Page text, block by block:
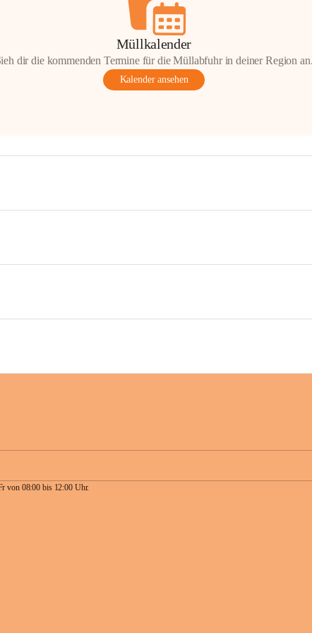
Müllkalender
dir die kommenden Termine für die Müllabfuhr in deiner Region
Kalender ansehen
von 08:00 bis 12:00 Uhr.